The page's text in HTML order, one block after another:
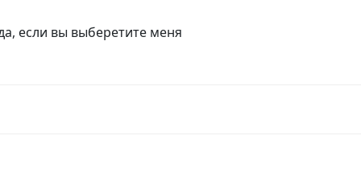
если вы выберетите меня